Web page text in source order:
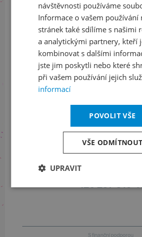
Sledujte nás na
+420 461 049
+420 257 310
S finanční podporou
návštěvnosti používáme
Informace o vašem používání
stránek také sdílíme s našimi
a analytickými partnery, kteří
kombinovat s dalšími
jste jim poskytli nebo které
při vašem používání jejich
informací
POVOLIT VŠE
VŠE ODMÍTNOUT
UPRAVIT